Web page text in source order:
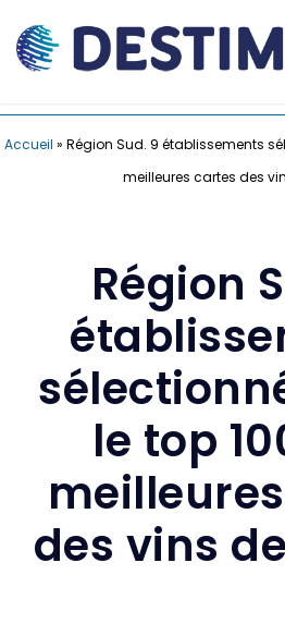
Accueil » Région Sud. 9 établissements
meilleures cartes des
Région
le top
des vins